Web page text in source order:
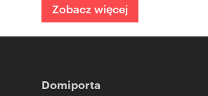
Zobacz więcej
Domiporta